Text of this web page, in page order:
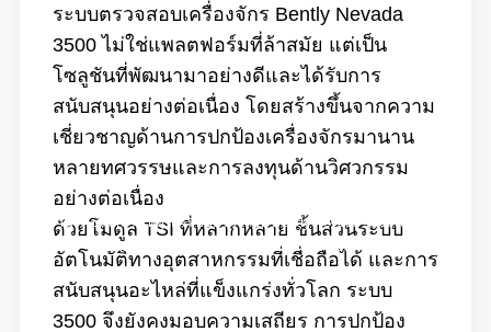
บ้าน / บล็อก / เหตุใดระบบตรวจสอบ Bently Nevada 3500 จึงยังคงเป็น
มาตรฐานที่น่าเชื่อถือในการปกป้องเครื่องจักร
ระบบตรวจสอบเครื่องจักร Bently Nevada
3500 ไม่ใช่แพลตฟอร์มที่ล้าสมัย แต่เป็น
โซลูชันที่พัฒนามาอย่างดีและได้รับการ
สนับสนุนอย่างต่อเนื่อง โดยสร้างขึ้นจากความ
เชี่ยวชาญด้านการปกป้องเครื่องจักรมานาน
หลายทศวรรษและการลงทุนด้านวิศวกรรม
อย่างต่อเนื่อง
ด้วยโมดูล TSI ที่หลากหลาย ชิ้นส่วนระบบ
อัตโนมัติทางอุตสาหกรรมที่เชื่อถือได้ และการ
สนับสนุนอะไหล่ที่แข็งแกร่งทั่วโลก ระบบ
3500 จึงยังคงมอบความเสถียร การปกป้อง